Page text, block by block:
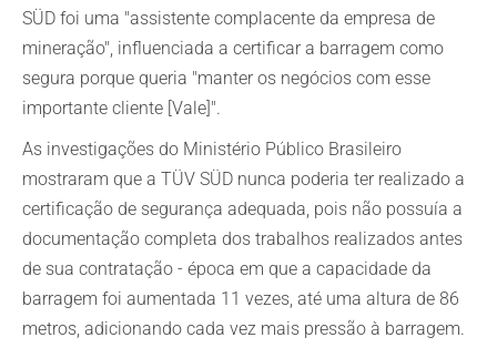
SÜD foi uma "assistente complacente da empresa de
mineração", influenciada a certificar a barragem como
segura porque queria "manter os negócios com esse
importante cliente [Vale]".
As investigações do Ministério Público Brasileiro
mostraram que a TÜV SÜD nunca poderia ter realizado a
certificação de segurança adequada, pois não possuía a
documentação completa dos trabalhos realizados antes
de sua contratação - época em que a capacidade da
barragem foi aumentada 11 vezes, até uma altura de 86
metros, adicionando cada vez mais pressão à barragem.